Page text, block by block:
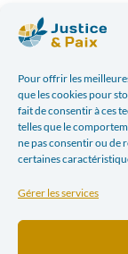
Pour offrir les
que les cookies pour
fait de consentir à ces
telles que le
ne pas consentir ou de
certaines
Gérer les services
Hafida
genre et
des
réseau
promotion